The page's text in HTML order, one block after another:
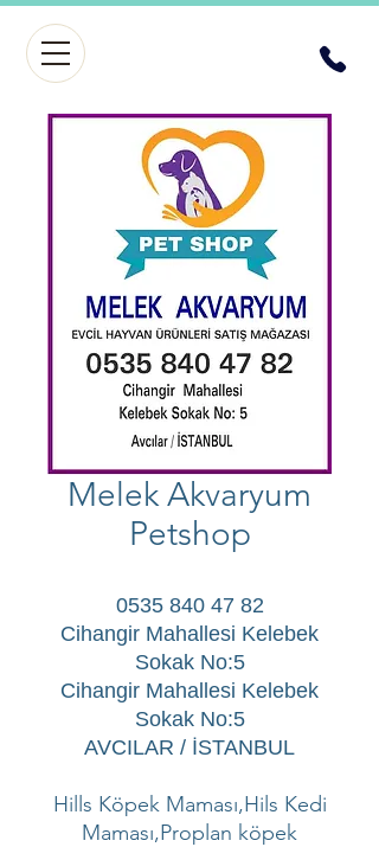
Melek Akvaryum
Petshop
0535 840 47 82
Cihangir Mahallesi Kelebek
Sokak No:5
Cihangir Mahallesi Kelebek
Sokak No:5
AVCILAR / İSTANBUL
Hills Köpek Maması,Hils Kedi
Maması,Proplan köpek